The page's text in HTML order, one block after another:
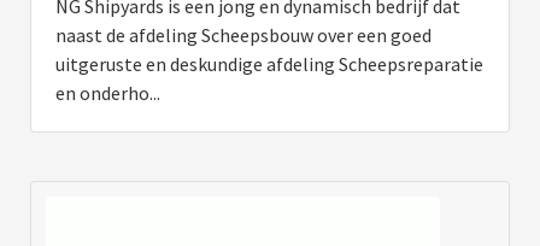
NG Shipyards is een jong en dynamisch bedrijf dat
naast de afdeling Scheepsbouw over een goed
uitgeruste en deskundige afdeling Scheepsreparatie
en onderho...